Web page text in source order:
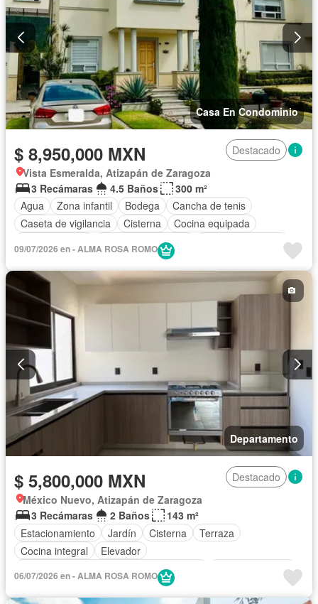
Casa En Condominio
$ 8,950,000 MXN
Destacado
Vista Esmeralda, Atizapán de Zaragoza
3 Recámaras
4.5 Baños
300 m²
Agua
Zona infantil Bodega
Cancha de tenis
Caseta de vigilancia
Cisterna
Cocina equipada
Cuarto de Limpieza
Recámara con closet
Seguridad
Wifi Zonas verdes Sin amueblar
09/07/2026 en - ALMA ROSA ROMO
Departamento
$ 5,800,000 MXN
Destacado
México Nuevo, Atizapán de Zaragoza
3 Recámaras
2 Baños
143 m²
Estacionamiento
Jardín Cisterna
Terraza
Cocina integral
Elevador
Acceso para personas con discapacidad
Cocina equipada
Zonas verdes
06/07/2026 en - ALMA ROSA ROMO